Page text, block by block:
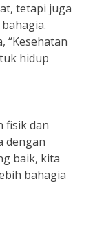
tetapi juga
“Kesehatan
hidup
fisik dan
dengan
baik, kita
bahagia